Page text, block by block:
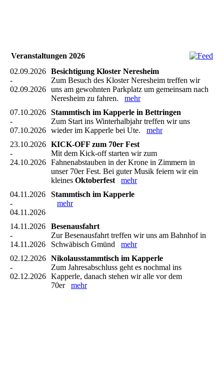
Veranstaltungen 2026
02.09.2026
-
02.09.2026
Besichtigung Kloster Neresheim
Zum Besuch des Kloster Neresheim treffen wir
uns am gewohnten Parkplatz um gemeinsam nach
Neresheim zu fahren. mehr
07.10.2026
-
07.10.2026
Stammtisch im Kapperle in Bettringen
Zum Start ins Winterhalbjahr treffen wir uns
wieder im Kapperle bei Ute. mehr
23.10.2026
-
24.10.2026
KICK-OFF zum 70er Fest
Mit dem Kick-off starten wir zum
Fahnenabstauben in der Krone in Zimmern in
unser 70er Fest. Bei guter Musik feiern wir ein
kleines Oktoberfest
mehr
04.11.2026
-
04.11.2026
Stammtisch im Kapperle
mehr
14.11.2026
-
14.11.2026
Besenausfahrt
Zur Besenausfahrt treffen wir uns am Bahnhof in
Schwäbisch Gmünd mehr
02.12.2026
-
02.12.2026
Nikolausstammtisch im Kapperle
Zum Jahresabschluss geht es nochmal ins
Kapperle, danach stehen wir alle vor dem
70er mehr